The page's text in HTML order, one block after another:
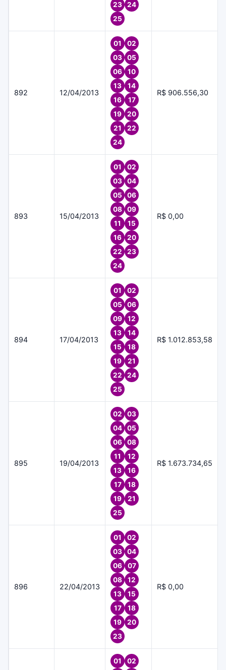
23
24
25
892 12/04/2013
01
02
03
05
06
10
13
14
16
17
19
20
21
22
24
R$ 906.556,30
893 15/04/2013
01
02
03
04
05
06
08
09
11
15
16
20
22
23
24
R$ 0,00
894 17/04/2013
01
02
05
06
09
12
13
14
15
18
19
21
22
24
25
R$ 1.012.853,58
895 19/04/2013
02
03
04
05
06
08
11
12
13
16
17
18
19
21
25
R$ 1.673.734,65
896 22/04/2013
01
02
03
04
06
07
08
12
13
15
17
18
19
20
23
R$ 0,00
01
02